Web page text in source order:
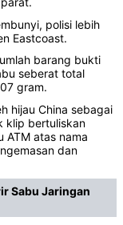
polisi lebih
Eastcoast.
barang bukti
seberat total
gram.
hijau China sebagai
klip bertuliskan
ATM atas nama
dan
Sabu Jaringan